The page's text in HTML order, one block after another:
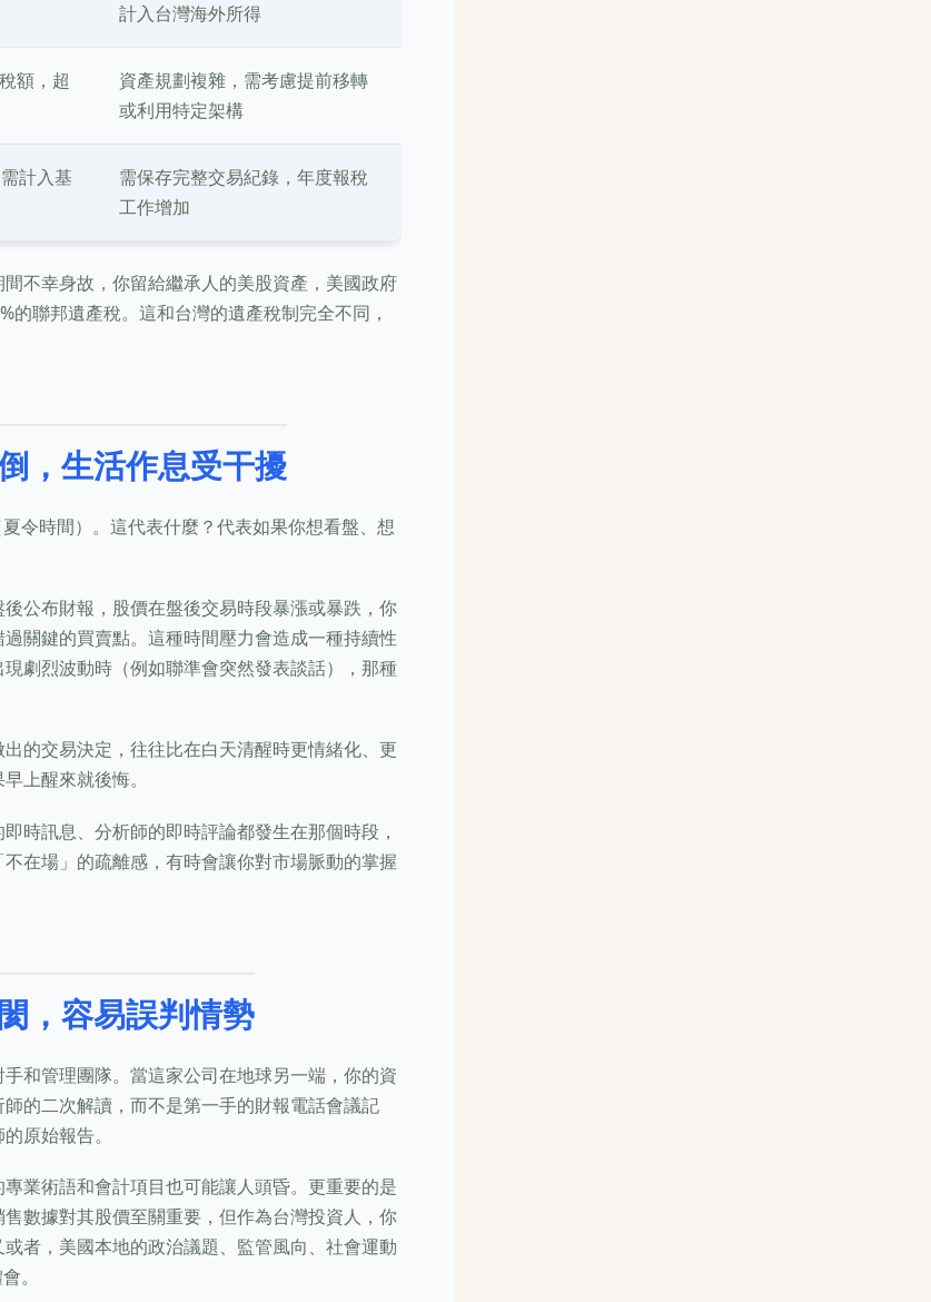
計入台灣海外所得
額，超
資產規劃複雜，需考慮提前移轉
或利用特定架構
計入基
需保存完整交易紀錄，年度報稅
工作增加
不幸身故，你留給繼承人的美股資產，美國政府
聯邦遺產稅。這和台灣的遺產稅制完全不同，
，生活作息受干擾
令時間）。這代表什麼？代表如果你想看盤、想
公布財報，股價在盤後交易時段暴漲或暴跌，你
關鍵的買賣點。這種時間壓力會造成一種持續性
劇烈波動時（例如聯準會突然發表談話），那種
的交易決定，往往比在白天清醒時更情緒化、更
上醒來就後悔。
時訊息、分析師的即時評論都發生在那個時段，
在場」的疏離感，有時會讓你對市場脈動的掌握
，容易誤判情勢
和管理團隊。當這家公司在地球另一端，你的資
的二次解讀，而不是第一手的財報電話會議記
原始報告。
業術語和會計項目也可能讓人頭昏。更重要的是
數據對其股價至關重要，但作為台灣投資人，你
者，美國本地的政治議題、監管風向、社會運動
。